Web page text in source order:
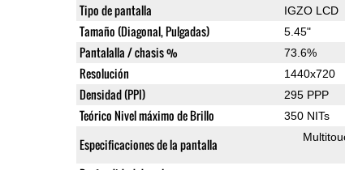
Tipo de pantalla IGZO LCD
Tamaño (Diagonal, Pulgadas) 5.45"
Pantalalla / chasis % 73.6%
Resolución 1440x720
Densidad (PPI) 295 PPP
Teórico Nivel máximo de Brillo 350 NITs
Especificaciones de la pantalla